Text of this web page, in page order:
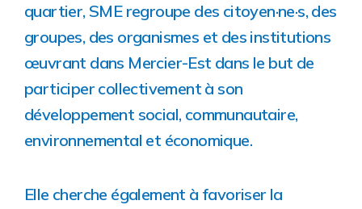
quartier, SME regroupe des citoyen·ne·s, des
groupes, des organismes et des institutions
œuvrant dans Mercier-Est dans le but de
participer collectivement à son
développement social, communautaire,
environnemental et économique.
Elle cherche également à favoriser la